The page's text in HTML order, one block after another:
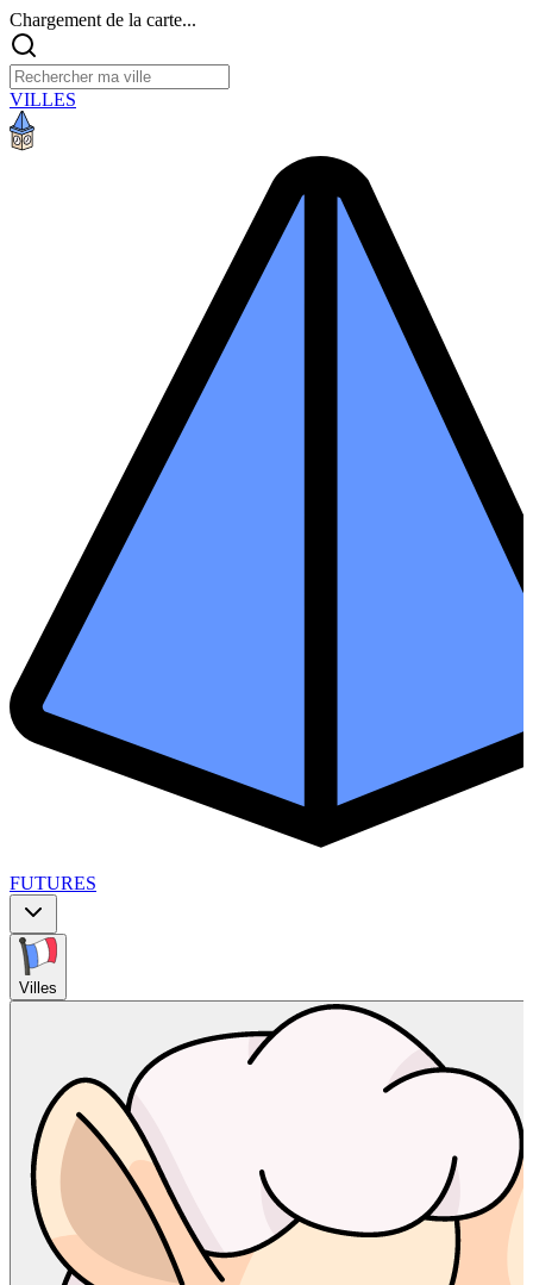
Chargement de la carte...
VILLES
FUTURES
Villes